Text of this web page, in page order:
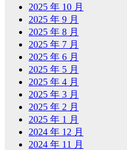
2025 年 10 月
2025 年 9 月
2025 年 8 月
2025 年 7 月
2025 年 6 月
2025 年 5 月
2025 年 4 月
2025 年 3 月
2025 年 2 月
2025 年 1 月
2024 年 12 月
2024 年 11 月